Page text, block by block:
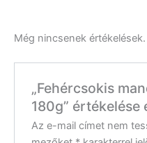
Még nincsenek értékelések.
„Fehércsokis
180g” értékelése
Az e-mail címet nem